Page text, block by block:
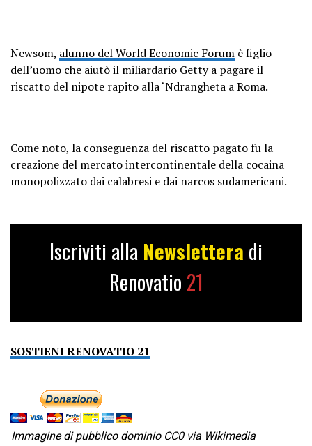
Newsom, alunno del World Economic Forum è figlio
dell’uomo che aiutò il miliardario Getty a pagare il
riscatto del nipote rapito alla ‘Ndrangheta a Roma.
Come noto, la conseguenza del riscatto pagato fu la
creazione del mercato intercontinentale della cocaina
monopolizzato dai calabresi e dai narcos sudamericani.
Iscriviti alla Newslettera di
Renovatio 21
SOSTIENI RENOVATIO 21
Immagine di pubblico dominio CC0 via Wikimedia